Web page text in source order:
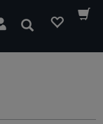
Suchen